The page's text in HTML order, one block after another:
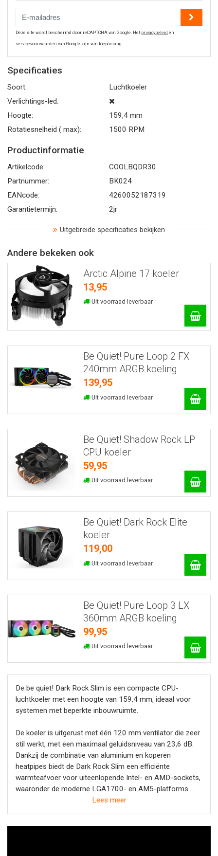
Deze site wordt beschermd door reCAPTCHA van Google. Het privacybeleid en
servicevoorwaarden van Google zijn van toepassing.
Specificaties
Soort:
Luchtkoeler
Verlichtings-led:
Hoogte:
159,4 mm
Rotatiesnelheid ( max):
1500 RPM
Productinformatie
Artikelcode:
COOLBQDR30
Partnummer:
BK024
EANcode:
4260052187319
Garantietermijn:
2jr
Uitgebreide specificaties bekijken
Andere bekeken ook
Arctic Alpine 17 koeler
13,95
Uit voorraad leverbaar
Be Quiet! Pure Loop 2 FX
240mm ARGB koeling
139,95
Uit voorraad leverbaar
Be Quiet! Shadow Rock LP
CPU koeler
59,95
Uit voorraad leverbaar
Be Quiet! Dark Rock Elite
koeler
119,00
Uit voorraad leverbaar
Be Quiet! Pure Loop 3 LX
360mm ARGB koeling
99,95
Uit voorraad leverbaar
De be quiet! Dark Rock Slim is een compacte CPU-
luchtkoeler met een hoogte van 159,4 mm, ideaal voor
systemen met beperkte inbouwruimte.
De koeler is uitgerust met één 120 mm ventilator die zeer
stil werkt, met een maximaal geluidsniveau van 23,6 dB.
Dankzij de combinatie van aluminium en koperen
heatpipes biedt de Dark Rock Slim een efficiënte
warmteafvoer voor uiteenlopende Intel- en AMD-sockets,
waaronder de moderne LGA1700- en AM5-platforms.
Lees meer